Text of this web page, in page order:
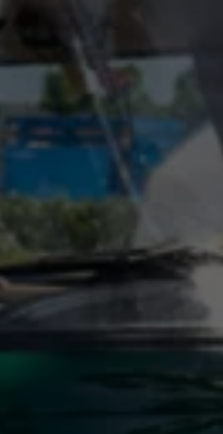
Oficial
para eléctricos
profesionales
del vehículo
eléctricos
EA189